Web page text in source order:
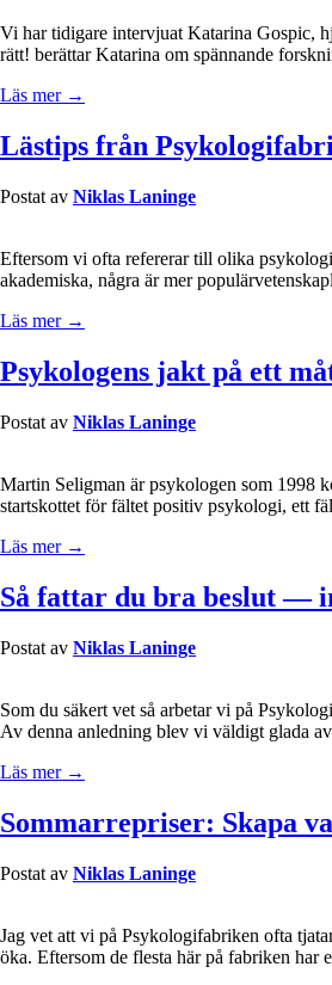
Vi har tidigare intervjuat Katarina Gospic,
rätt! berättar Katarina om spännande
Läs mer →
Lästips från
Postat av Niklas Laninge
Eftersom vi ofta refererar till olika
akademiska, några är mer
Läs mer →
Psykologens jakt på ett
Postat av Niklas Laninge
Martin Seligman är psykologen som 1998
startskottet för fältet positiv psykologi, ett
Läs mer →
Så fattar du bra beslut —
Postat av Niklas Laninge
Som du säkert vet så arbetar vi på
Av denna anledning blev vi väldigt glada
Läs mer →
Sommarrepriser: Skapa
Postat av Niklas Laninge
Jag vet att vi på Psykologifabriken ofta
öka. Eftersom de flesta här på fabriken